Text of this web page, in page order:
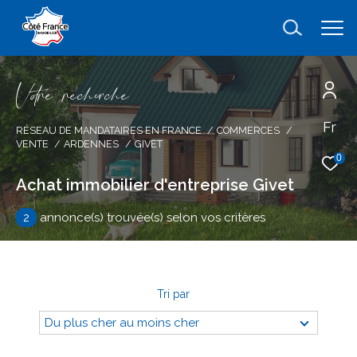
Fr
0
Vore recece
RÉSEAU DE MANDATAIRES EN FRANCE
COMMERCES
VENTE
ARDENNES GIVET
Achat immobilier d'entreprise Givet
2 annonce(s) trouvée(s) selon vos critères
Tri par
Du plus cher au moins cher
Effectuer une recherche
et trouver le bien qui correspond à vos
critères
Type
d'offre
Vente immobilier professionnel
Ville